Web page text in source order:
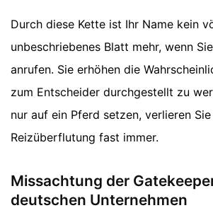
Durch diese Kette ist Ihr Name kein
unbeschriebenes Blatt mehr, wenn
anrufen. Sie erhöhen die
zum Entscheider durchgestellt zu
nur auf ein Pferd setzen, verlieren
Reizüberflutung fast immer.
Missachtung der
deutschen Unternehmen